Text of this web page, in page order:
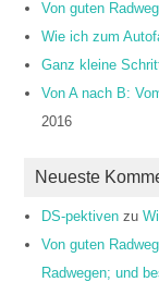
Von guten
Wie ich zum
Ganz kleine
Von A nach B:
2016
Neueste
DS-pektiven zu
Von guten
Radwegen; und